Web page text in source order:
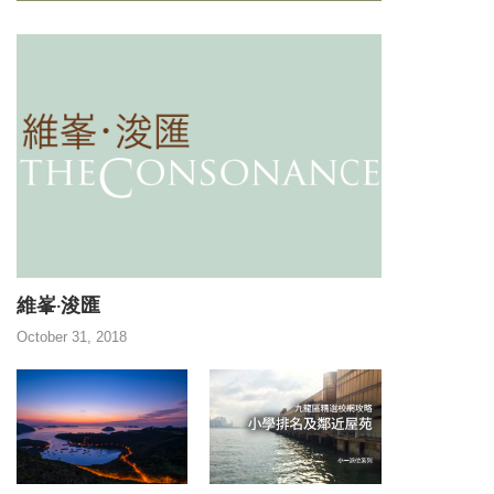
維峯‧浚匯
October 31, 2018